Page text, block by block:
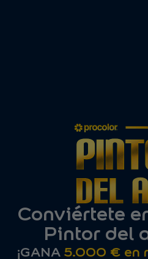
Conviértete
Pintor del
¡GANA 5.000 € en